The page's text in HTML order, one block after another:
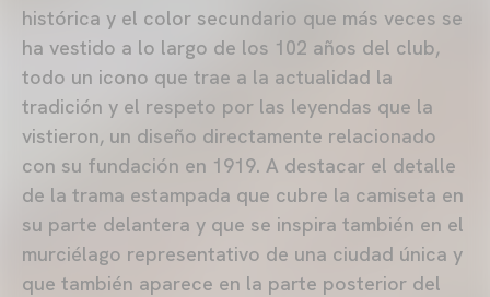
histórica y el color secundario que más veces se
ha vestido a lo largo de los 102 años del club,
todo un icono que trae a la actualidad la
tradición y el respeto por las leyendas que la
vistieron, un diseño directamente relacionado
con su fundación en 1919. A destacar el detalle
de la trama estampada que cubre la camiseta en
su parte delantera y que se inspira también en el
murciélago representativo de una ciudad única y
que también aparece en la parte posterior del